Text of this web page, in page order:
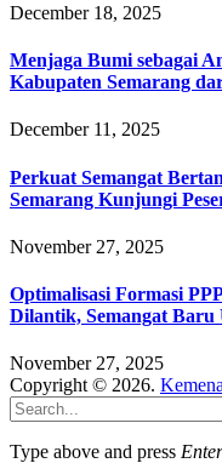
December 18, 2025
Menjaga Bumi sebagai
Kabupaten Semarang
December 11, 2025
Perkuat Semangat
Semarang Kunjungi
November 27, 2025
Optimalisasi Formasi
Dilantik, Semangat
November 27, 2025
Copyright © 2026.
Type above and press Enter